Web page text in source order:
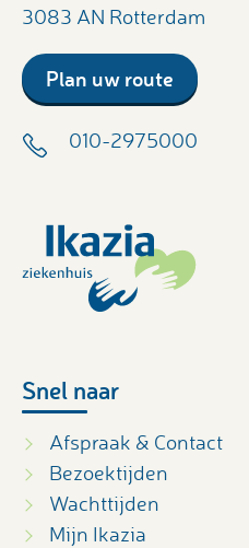
3083 AN Rotterdam
Plan uw route
010-2975000
Snel naar
Afspraak & Contact
Bezoektijden
Wachttijden
Mijn Ikazia